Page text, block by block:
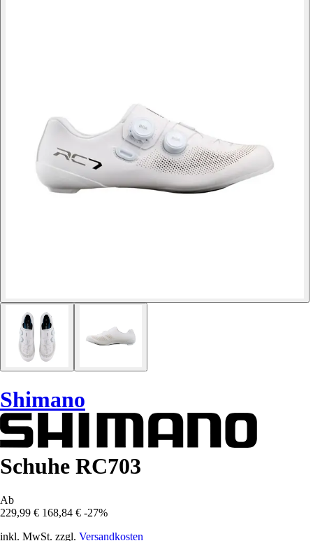
Shimano
Schuhe RC703
Ab
229,99 € 168,84 € -27%
inkl. MwSt. zzgl. Versandkosten